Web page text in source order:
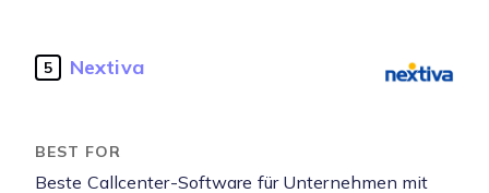
5 Nextiva
Beste Callcenter-Software für Unternehmen mit